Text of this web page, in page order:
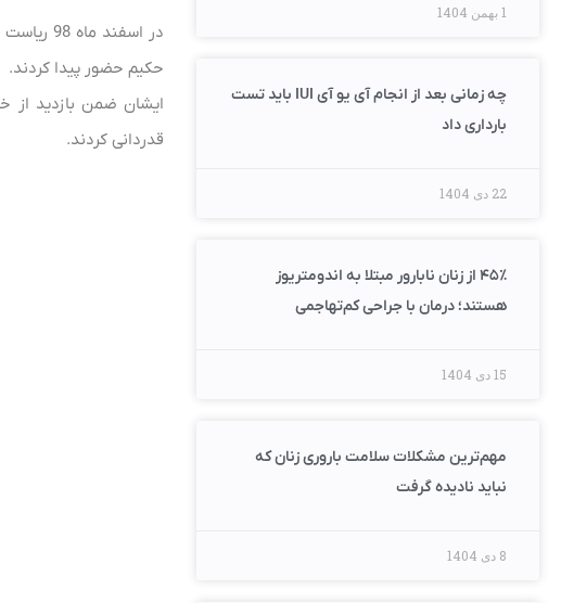
1 بهمن 1404
چه زمانی بعد از انجام آی یو آی IUI باید تست
بارداری داد
22 دی 1404
۴۵٪ از زنان نابارور مبتلا به اندومتریوز
هستند؛ درمان با جراحی کم‌تهاجمی
15 دی 1404
مهم‌ترین مشکلات سلامت باروری زنان که
نباید نادیده گرفت
8 دی 1404
در
حکیم حضور پیدا کردند.
ایشان ضمن بازدید از
قدردانی کردند.